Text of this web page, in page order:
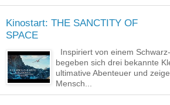
Kinostart: THE SANCTITY OF
SPACE
Inspiriert von einem
begeben sich drei bekannte
ultimative Abenteuer und
Mensch...